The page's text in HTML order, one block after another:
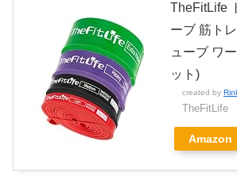
TheFitLife
ーブ 筋ト
ューブ ワ
ット)
created by
TheFitLife
Amazon